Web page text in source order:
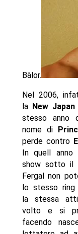
Bàlor.
Nel 2006,
la New
stesso anno
nome di
perde contro
In quell anno
show sotto il
Fergal non
lo stesso
la stessa
volto e si
facendo